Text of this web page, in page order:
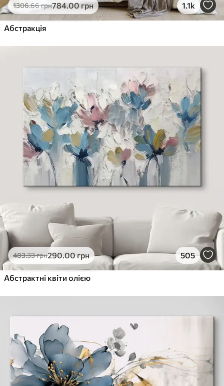
1306.66грн784.00грн 1.1k
Абстракція
483.33грн290.00грн 505
Абстрактні квіти олією